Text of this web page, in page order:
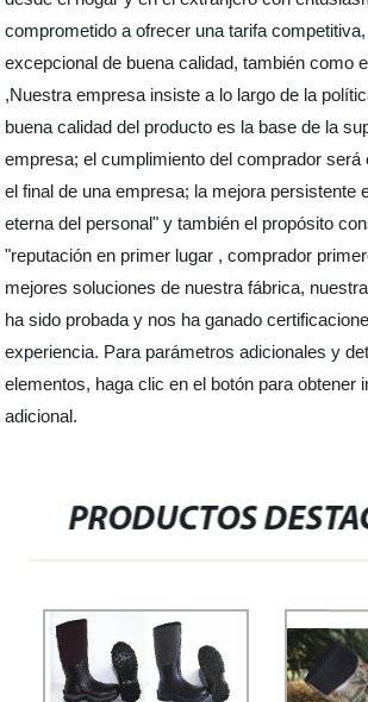
comprometido a ofrecer una tarifa
excepcional de buena calidad, también como
,Nuestra empresa insiste a lo largo de la
buena calidad del producto es la base de la
empresa; el cumplimiento del comprador será
el final de una empresa; la mejora persistente
eterna del personal" y también el propósito
"reputación en primer lugar , comprador
mejores soluciones de nuestra fábrica,
ha sido probada y nos ha ganado
experiencia. Para parámetros adicionales y
elementos, haga clic en el botón para obtener
adicional.
PRODUCTOS